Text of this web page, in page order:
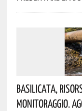
Basilicata,
Monitoraggio.